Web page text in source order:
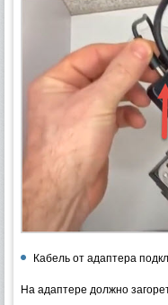
Кабель от адаптера
На адаптере должно